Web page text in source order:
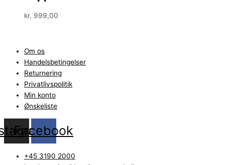
kr. 999,00
Om os
Handelsbetingelser
Returnering
Privatlivspolitik
Min konto
Ønskeliste
Facebook
+45 3190 2000